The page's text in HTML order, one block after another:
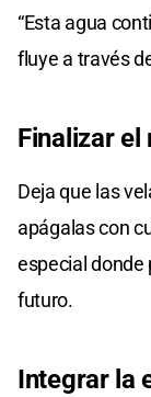
“Esta agua
fluye a través
Finalizar el
Deja que las
apágalas con
especial donde
futuro.
Integrar la